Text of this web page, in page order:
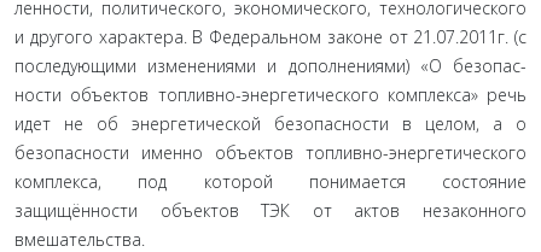
ленности, политического, экономического, технологического
и другого характера. В Федеральном законе от 21.07.2011г. (с
последующими изменениями и дополнениями) «О безопас­
ности объектов топливно-энергетического комплекса» речь
идет не об энергетической безопасности в целом, а о
безопас­ности именно объектов топливно-энергетического
комплекса, под которой понимается состояние
защищённости объектов ТЭК от актов незаконного
вмешательства.